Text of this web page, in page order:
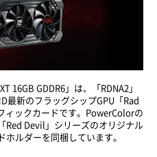
16GB GDDR6」は、「RDNA2」
最新のフラッグシップGPU「Rad
ィックカードです。PowerColorの
Red Devil」シリーズのオリジナル
ホルダーを同梱しています。